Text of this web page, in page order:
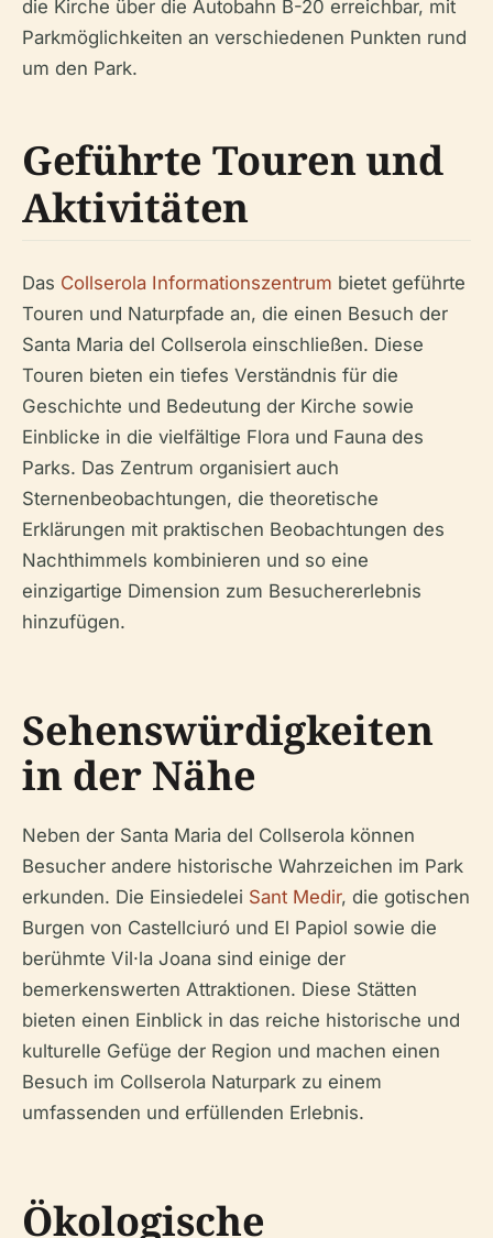
die Kirche über die Autobahn B-20 erreichbar, mit
Parkmöglichkeiten an verschiedenen Punkten rund
um den Park.
Geführte Touren und
Aktivitäten
Das Collserola Informationszentrum bietet geführte
Touren und Naturpfade an, die einen Besuch der
Santa Maria del Collserola einschließen. Diese
Touren bieten ein tiefes Verständnis für die
Geschichte und Bedeutung der Kirche sowie
Einblicke in die vielfältige Flora und Fauna des
Parks. Das Zentrum organisiert auch
Sternenbeobachtungen, die theoretische
Erklärungen mit praktischen Beobachtungen des
Nachthimmels kombinieren und so eine
einzigartige Dimension zum Besuchererlebnis
hinzufügen.
Sehenswürdigkeiten
in der Nähe
Neben der Santa Maria del Collserola können
Besucher andere historische Wahrzeichen im Park
erkunden. Die Einsiedelei Sant Medir, die gotischen
Burgen von Castellciuró und El Papiol sowie die
berühmte Vil·la Joana sind einige der
bemerkenswerten Attraktionen. Diese Stätten
bieten einen Einblick in das reiche historische und
kulturelle Gefüge der Region und machen einen
Besuch im Collserola Naturpark zu einem
umfassenden und erfüllenden Erlebnis.
Ökologische